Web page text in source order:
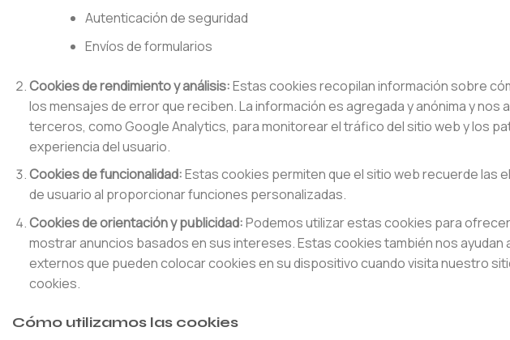
Autenticación de seguridad
Envíos de formularios
Cookies de rendimiento y análisis:Estas cookies recopilan información sobre
los mensajes de error que reciben. La información es agregada y anónima y
terceros, como Google Analytics, para monitorear el tráfico del sitio web y los
experiencia del usuario.
Cookies de funcionalidad:Estas cookies permiten que el sitio web recuerde las
de usuario al proporcionar funciones personalizadas.
Cookies de orientación y publicidad:Podemos utilizar estas cookies para
mostrar anuncios basados ​​en sus intereses. Estas cookies también nos
externos que pueden colocar cookies en su dispositivo cuando visita nuestro
cookies.
Cómo utilizamos las cookies